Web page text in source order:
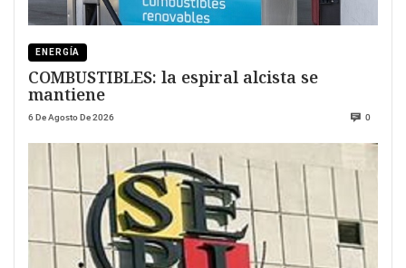
ENERGÍA
COMBUSTIBLES: la espiral alcista se
mantiene
6 De Agosto De 2026 0